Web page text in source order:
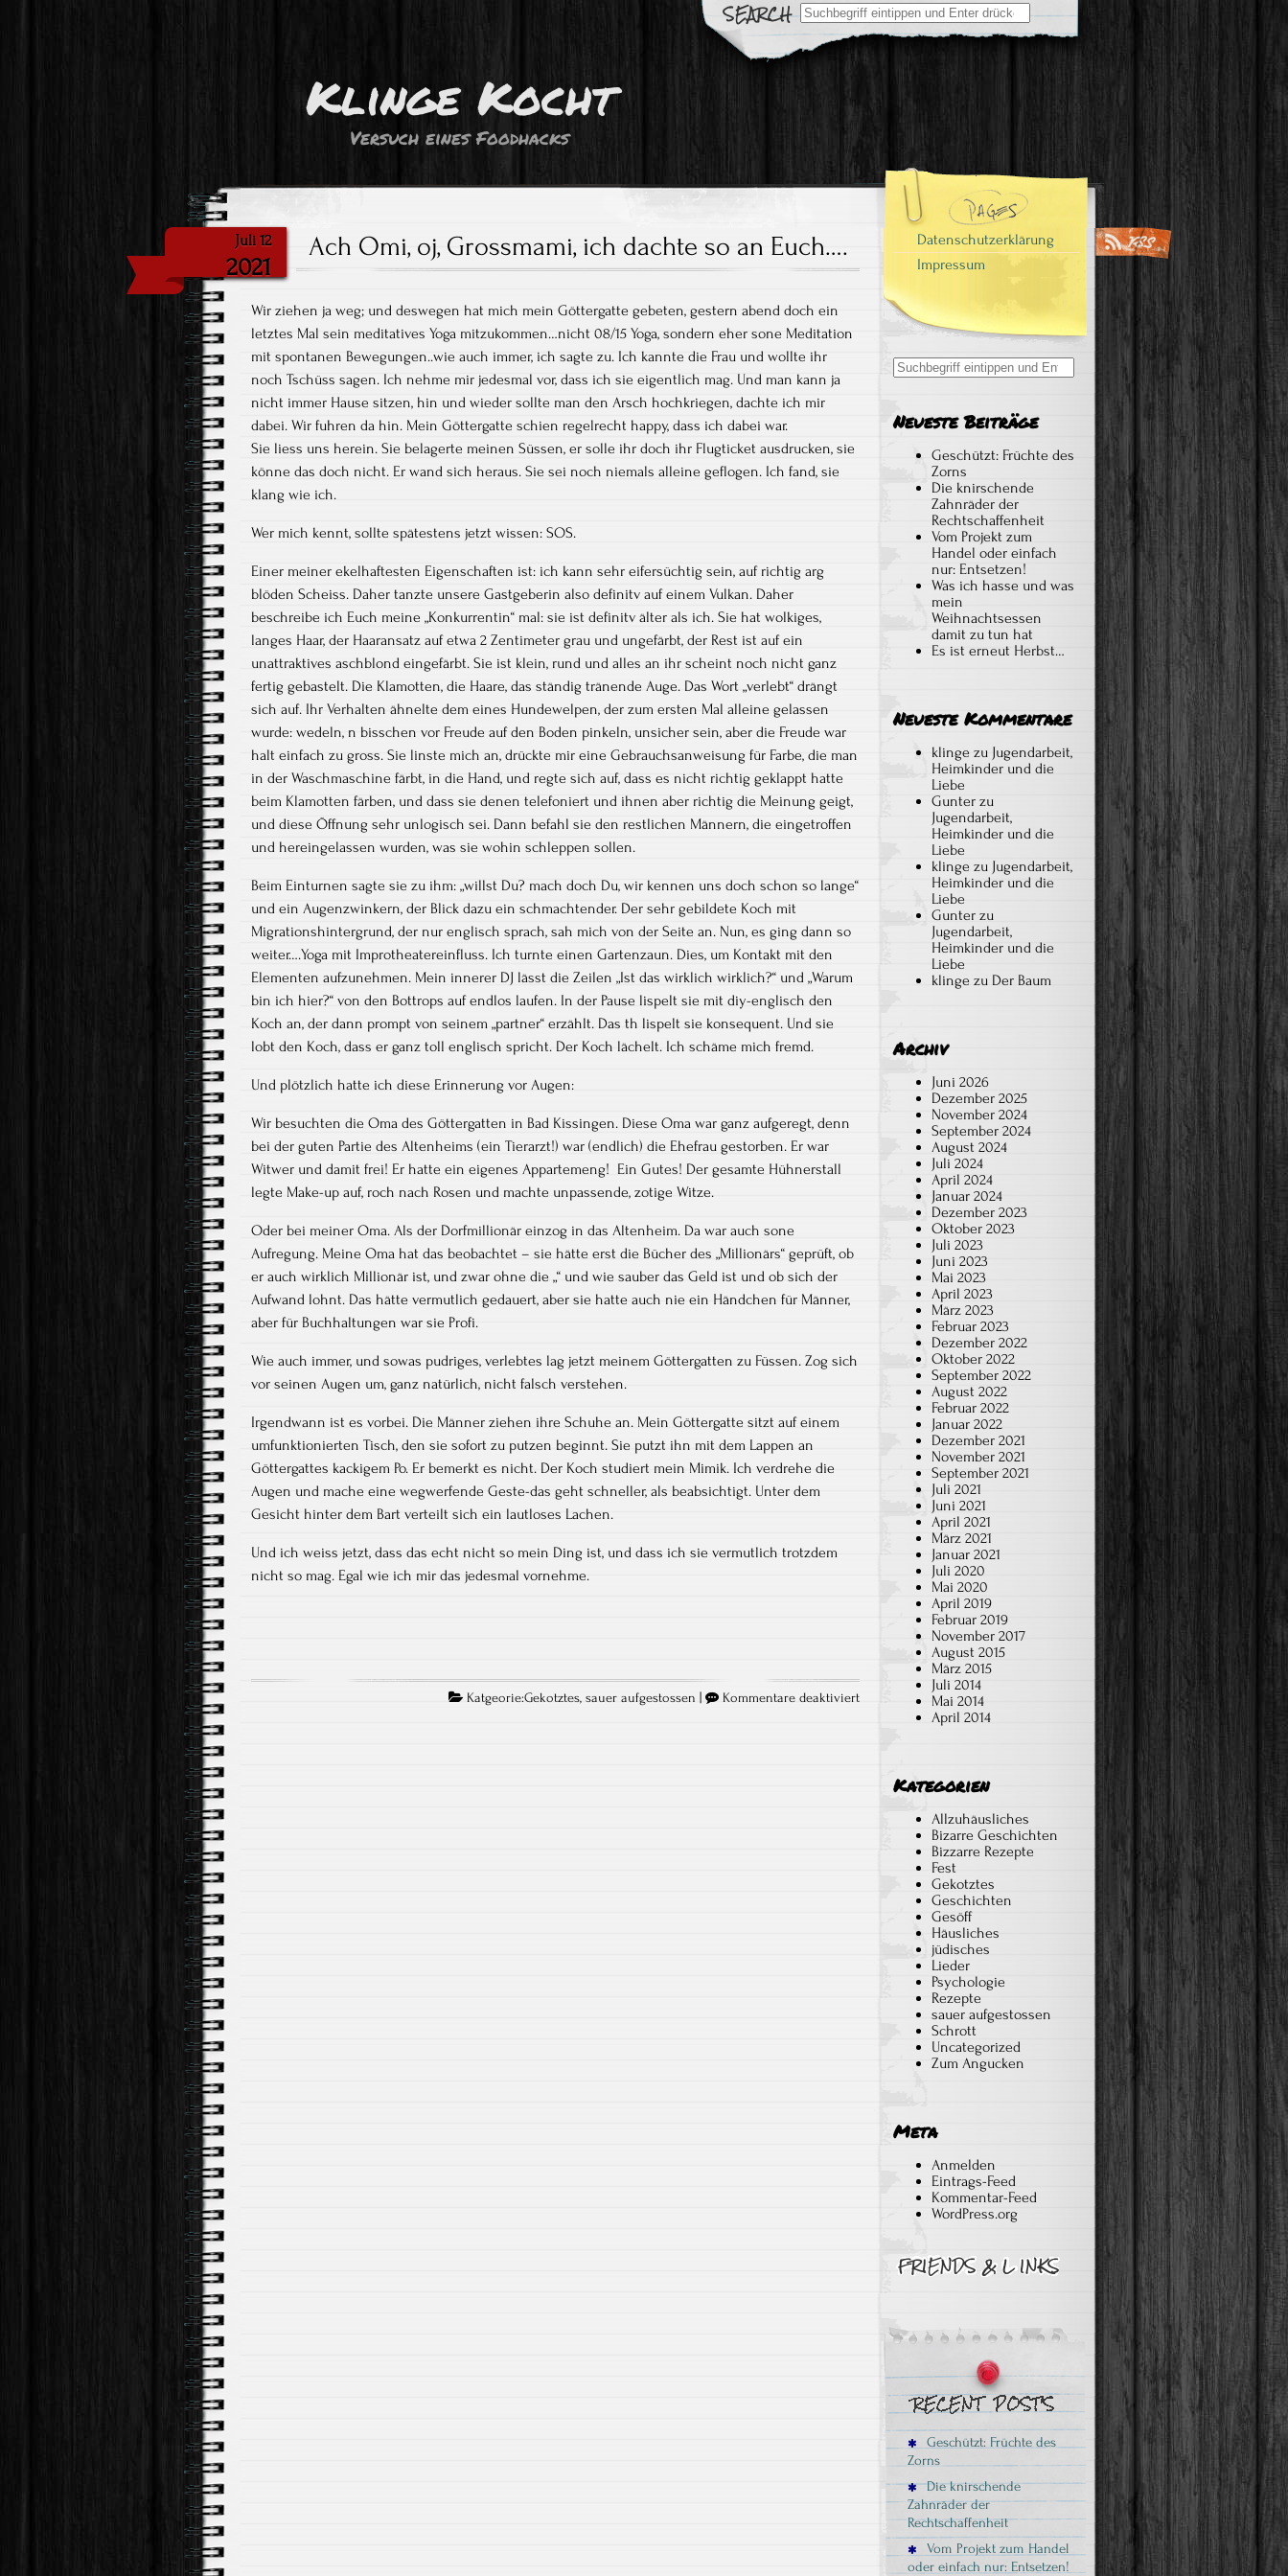
Search
for:
Klinge Kocht
Versuch eines Foodhacks
Juli 12
2021
Ach Omi, oj, Grossmami, ich dachte so an Euch….
Wir ziehen ja weg; und deswegen hat mich mein Göttergatte gebeten, gestern abend doch ein
letztes Mal sein meditatives Yoga mitzukommen…nicht 08/15 Yoga, sondern eher sone Meditation
mit spontanen Bewegungen..wie auch immer, ich sagte zu. Ich kannte die Frau und wollte ihr
noch Tschüss sagen. Ich nehme mir jedesmal vor, dass ich sie eigentlich mag. Und man kann ja
nicht immer Hause sitzen, hin und wieder sollte man den Arsch hochkriegen, dachte ich mir
dabei. Wir fuhren da hin. Mein Göttergatte schien regelrecht happy, dass ich dabei war.
Sie liess uns herein. Sie belagerte meinen Süssen, er solle ihr doch ihr Flugticket ausdrucken, sie
könne das doch nicht. Er wand sich heraus. Sie sei noch niemals alleine geflogen. Ich fand, sie
klang wie ich.
Wer mich kennt, sollte spätestens jetzt wissen: SOS.
Einer meiner ekelhaftesten Eigenschaften ist: ich kann sehr eifersüchtig sein, auf richtig arg
blöden Scheiss. Daher tanzte unsere Gastgeberin also definitv auf einem Vulkan. Daher
beschreibe ich Euch meine „Konkurrentin“ mal: sie ist definitv älter als ich. Sie hat wolkiges,
langes Haar, der Haaransatz auf etwa 2 Zentimeter grau und ungefärbt, der Rest ist auf ein
unattraktives aschblond eingefärbt. Sie ist klein, rund und alles an ihr scheint noch nicht ganz
fertig gebastelt. Die Klamotten, die Haare, das ständig tränende Auge. Das Wort „verlebt“ drängt
sich auf. Ihr Verhalten ähnelte dem eines Hundewelpen, der zum ersten Mal alleine gelassen
wurde: wedeln, n bisschen vor Freude auf den Boden pinkeln, unsicher sein, aber die Freude war
halt einfach zu gross. Sie linste mich an, drückte mir eine Gebrauchsanweisung für Farbe, die man
in der Waschmaschine färbt, in die Hand, und regte sich auf, dass es nicht richtig geklappt hatte
beim Klamotten färben, und dass sie denen telefoniert und ihnen aber richtig die Meinung geigt,
und diese Öffnung sehr unlogisch sei. Dann befahl sie den restlichen Männern, die eingetroffen
und hereingelassen wurden, was sie wohin schleppen sollen.
Beim Einturnen sagte sie zu ihm: „willst Du? mach doch Du, wir kennen uns doch schon so lange“
und ein Augenzwinkern, der Blick dazu ein schmachtender. Der sehr gebildete Koch mit
Migrationshintergrund, der nur englisch sprach, sah mich von der Seite an. Nun, es ging dann so
weiter….Yoga mit Improtheatereinfluss. Ich turnte einen Gartenzaun. Dies, um Kontakt mit den
Elementen aufzunehmen. Mein innerer DJ lässt die Zeilen „Ist das wirklich wirklich?“ und „Warum
bin ich hier?“ von den Bottrops auf endlos laufen. In der Pause lispelt sie mit diy-englisch den
Koch an, der dann prompt von seinem „partner“ erzählt. Das th lispelt sie konsequent. Und sie
lobt den Koch, dass er ganz toll englisch spricht. Der Koch lächelt. Ich schäme mich fremd.
Und plötzlich hatte ich diese Erinnerung vor Augen:
Wir besuchten die Oma des Göttergatten in Bad Kissingen. Diese Oma war ganz aufgeregt, denn
bei der guten Partie des Altenheims (ein Tierarzt!) war (endlich) die Ehefrau gestorben. Er war
Witwer und damit frei! Er hatte ein eigenes Appartemeng! Ein Gutes! Der gesamte Hühnerstall
legte Make-up auf, roch nach Rosen und machte unpassende, zotige Witze.
Oder bei meiner Oma. Als der Dorfmillionär einzog in das Altenheim. Da war auch sone
Aufregung. Meine Oma hat das beobachtet – sie hätte erst die Bücher des „Millionärs“ geprüft, ob
er auch wirklich Millionär ist, und zwar ohne die „“ und wie sauber das Geld ist und ob sich der
Aufwand lohnt. Das hätte vermutlich gedauert, aber sie hatte auch nie ein Händchen für Männer,
aber für Buchhaltungen war sie Profi.
Wie auch immer, und sowas pudriges, verlebtes lag jetzt meinem Göttergatten zu Füssen. Zog sich
vor seinen Augen um, ganz natürlich, nicht falsch verstehen.
Irgendwann ist es vorbei. Die Männer ziehen ihre Schuhe an. Mein Göttergatte sitzt auf einem
umfunktionierten Tisch, den sie sofort zu putzen beginnt. Sie putzt ihn mit dem Lappen an
Göttergattes kackigem Po. Er bemerkt es nicht. Der Koch studiert mein Mimik. Ich verdrehe die
Augen und mache eine wegwerfende Geste-das geht schneller, als beabsichtigt. Unter dem
Gesicht hinter dem Bart verteilt sich ein lautloses Lachen.
Und ich weiss jetzt, dass das echt nicht so mein Ding ist, und dass ich sie vermutlich trotzdem
nicht so mag. Egal wie ich mir das jedesmal vornehme.
Katgeorie:Gekotztes,sauer aufgestossen | Kommentare deaktiviertfür
Grossmami,
Datenschutzerklärung
Impressum
Search
for:
Neueste Beiträge
Geschützt: Früchte des
Zorns
Die knirschende
Zahnräder der
Rechtschaffenheit
Vom Projekt zum
Handel oder einfach
nur: Entsetzen!
Was ich hasse und was
mein
Weihnachtsessen
damit zu tun hat
Es ist erneut Herbst…
Neueste Kommentare
klinge zu Jugendarbeit,
Heimkinder und die
Liebe
Gunter zu
Jugendarbeit,
Heimkinder und die
Liebe
klinge zu Jugendarbeit,
Heimkinder und die
Liebe
Gunter zu
Jugendarbeit,
Heimkinder und die
Liebe
klinge zu Der Baum
Archiv
Juni 2026
Dezember 2025
November 2024
September 2024
August 2024
Juli 2024
April 2024
Januar 2024
Dezember 2023
Oktober 2023
Juli 2023
Juni 2023
Mai 2023
April 2023
März 2023
Februar 2023
Dezember 2022
Oktober 2022
September 2022
August 2022
Februar 2022
Januar 2022
Dezember 2021
November 2021
September 2021
Juli 2021
Juni 2021
April 2021
März 2021
Januar 2021
Juli 2020
Mai 2020
April 2019
Februar 2019
November 2017
August 2015
März 2015
Juli 2014
Mai 2014
April 2014
Kategorien
Allzuhäusliches
Bizarre Geschichten
Bizzarre Rezepte
Fest
Gekotztes
Geschichten
Gesöff
Häusliches
jüdisches
Lieder
Psychologie
Rezepte
sauer aufgestossen
Schrott
Uncategorized
Zum Angucken
Meta
Anmelden
Eintrags-Feed
Kommentar-Feed
WordPress.org
Geschützt: Früchte des
Zorns
Die knirschende
Zahnräder der
Rechtschaffenheit
Vom Projekt zum Handel
oder einfach nur: Entsetzen!